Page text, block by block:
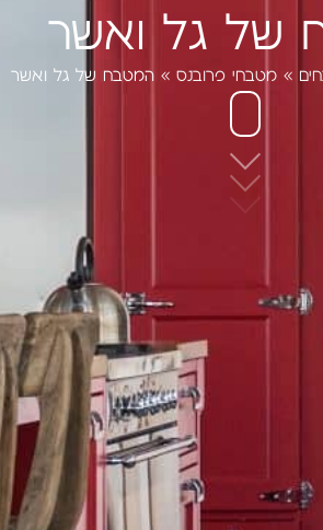
של גל ואשר
» מטבחי פרובנס » המטבח של גל ואשר